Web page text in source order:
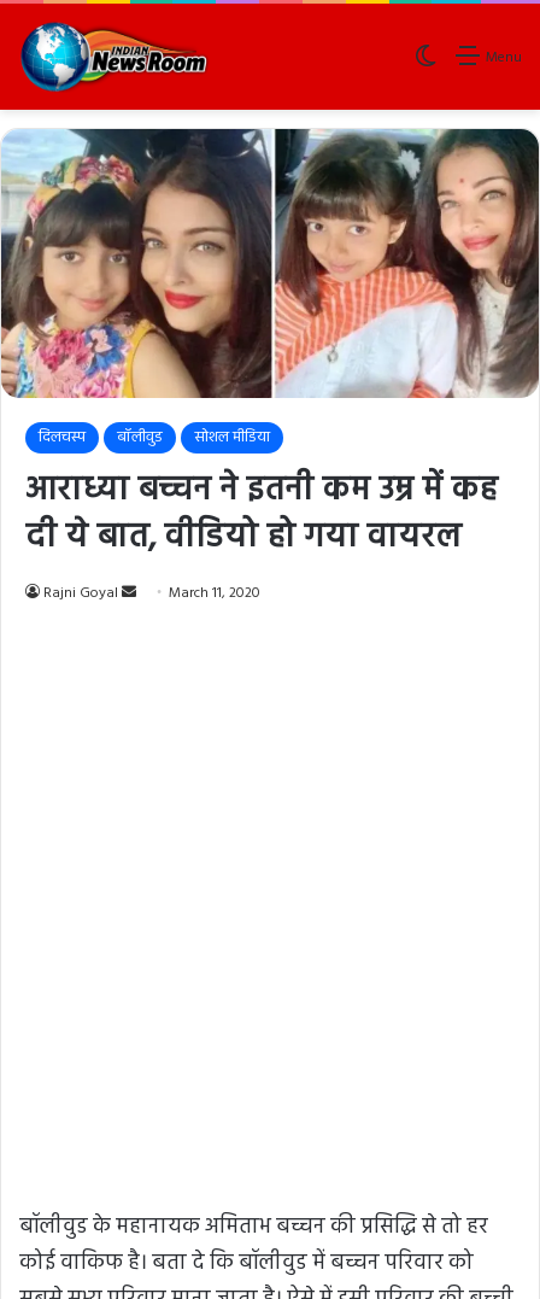
Menu
Switch skin
दिलचस्प बॉलीवुड सोशल मीडिया
आराध्या बच्चन ने इतनी कम उम्र में कह
दी ये बात, वीडियो हो गया वायरल
Rajni Goyal March 11, 2020
बॉलीवुड के महानायक अमिताभ बच्चन की प्रसिद्धि से तो हर
कोई वाकिफ है। बता दे कि बॉलीवुड में बच्चन परिवार को